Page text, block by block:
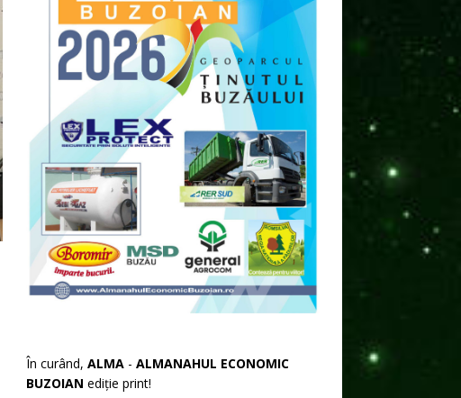
În curând, ALMA - ALMANAHUL ECONOMIC
BUZOIAN ediție print!